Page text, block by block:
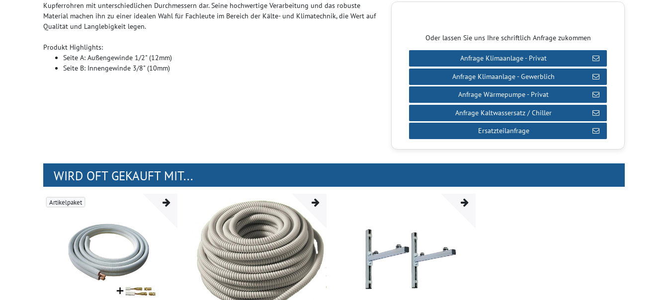
Kupferrohren mit unterschiedlichen Durchmessern dar. Seine hochwertige Verarbeitung und das robuste
Material machen ihn zu einer idealen Wahl für Fachleute im Bereich der Kälte- und Klimatechnik, die Wert auf
Qualität und Langlebigkeit legen.
Produkt Highlights:
Seite A: Außengewinde 1/2" (12mm)
Seite B: Innengewinde 3/8" (10mm)
Oder lassen Sie uns Ihre schriftlich Anfrage zukommen
Anfrage Klimaanlage - Privat
Anfrage Klimaanlage - Gewerblich
Anfrage Wärmepumpe - Privat
Anfrage Kaltwassersatz / Chiller
Ersatzteilanfrage
WIRD OFT GEKAUFT MIT...
Artikelpaket